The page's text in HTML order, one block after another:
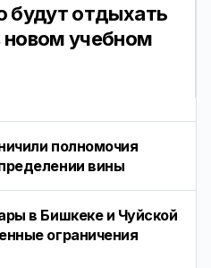
будут отдыхать
новом учебном
полномочия
вины
в Бишкеке и Чуйской
ограничения